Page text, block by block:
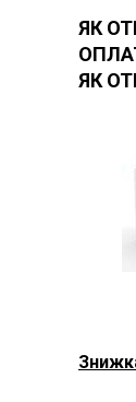
ЯК
ЯК